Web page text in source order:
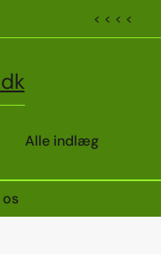
< < < <
Alle indlæg
os